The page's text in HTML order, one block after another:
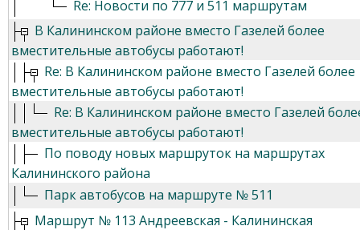
Re: Новости по 777 и 511 маршрутам
В Калининском районе вместо Газелей более
вместительные автобусы работают!
Re: В Калининском районе вместо Газелей более
вместительные автобусы работают!
Re: В Калининском районе вместо Газелей
вместительные автобусы работают!
По поводу новых маршруток на маршрутах
Калининского района
Парк автобусов на маршруте № 511
Маршрут № 113 Андреевская - Калининская